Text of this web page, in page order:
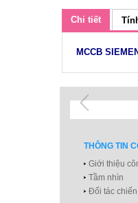
Chi tiết
MCCB
THÔNG TIN
Giới thiệu
Tầm nhìn
Đối tác